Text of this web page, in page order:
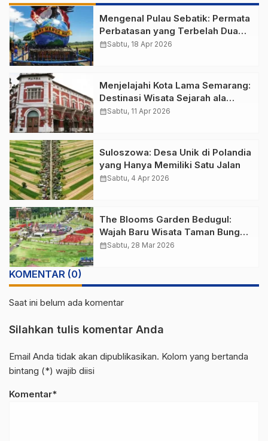
Mengenal Pulau Sebatik: Permata
Perbatasan yang Terbelah Dua
Negara
calendar_monthSabtu, 18 Apr 2026
Menjelajahi Kota Lama Semarang:
Destinasi Wisata Sejarah ala
Eropa di Jantung Jawa Tengah
calendar_monthSabtu, 11 Apr 2026
Suloszowa: Desa Unik di Polandia
yang Hanya Memiliki Satu Jalan
calendar_monthSabtu, 4 Apr 2026
The Blooms Garden Bedugul:
Wajah Baru Wisata Taman Bunga
Terbesar di Bali
calendar_monthSabtu, 28 Mar 2026
KOMENTAR (0)
Saat ini belum ada komentar
Silahkan tulis komentar Anda
Email Anda tidak akan dipublikasikan. Kolom yang bertanda
bintang (*) wajib diisi
Komentar*